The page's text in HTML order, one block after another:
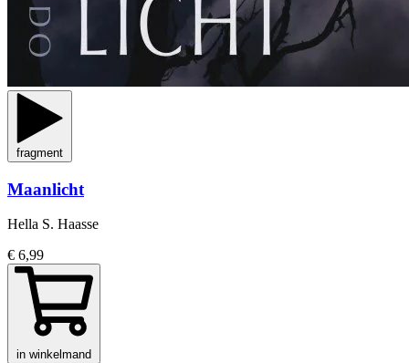
fragment
Maanlicht
Hella S. Haasse
€ 6,99
in winkelmand